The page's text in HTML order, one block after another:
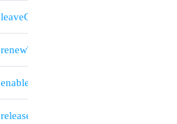
leaveChannel
renewToken
enableWebSdkInteroperability
release